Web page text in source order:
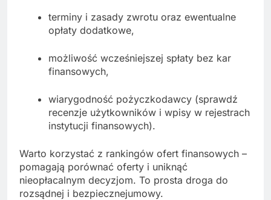
terminy i zasady zwrotu oraz ewentualne
opłaty dodatkowe,
możliwość wcześniejszej spłaty bez kar
finansowych,
wiarygodność pożyczkodawcy (sprawdź
recenzje użytkowników i wpisy w rejestrach
instytucji finansowych).
Warto korzystać z rankingów ofert finansowych –
pomagają porównać oferty i uniknąć
nieopłacalnym decyzjom. To prosta droga do
rozsądnej i bezpiecznejumowy.